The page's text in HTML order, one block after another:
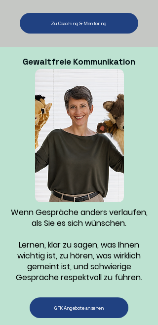
Zu Coaching & Mentoring
Gewaltfreie Kommunikation
Wenn Gespräche anders verlaufen,
als Sie es sich wünschen.
Lernen, klar zu sagen, was Ihnen
wichtig ist, zu hören, was wirklich
gemeint ist, und schwierige
Gespräche respektvoll zu führen.
GFK Angebote ansehen